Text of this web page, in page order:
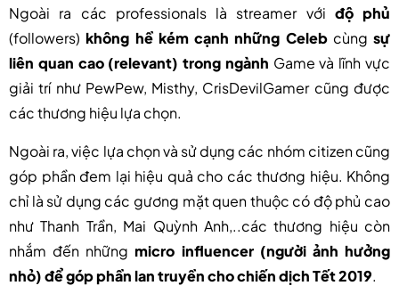
Ngoài ra các professionals là streamer với độ phủ
(followers)không hề kém cạnh những Celebcùng sự
liên quan cao (relevant) trong ngành Game và lĩnh vực
giải trí như PewPew, Misthy, CrisDevilGamer cũng được
các thương hiệu lựa chọn.
Ngoài ra, việc lựa chọn và sử dụng các nhóm citizen cũng
góp phần đem lại hiệu quả cho các thương hiệu. Không
chỉ là sử dụng các gương mặt quen thuộc có độ phủ cao
như Thanh Trần, Mai Quỳnh Anh,..các thương hiệu còn
nhắm đến nhữngmicro influencer (người ảnh hưởng
nhỏ) để góp phần lan truyền cho chiến dịch Tết 2019.